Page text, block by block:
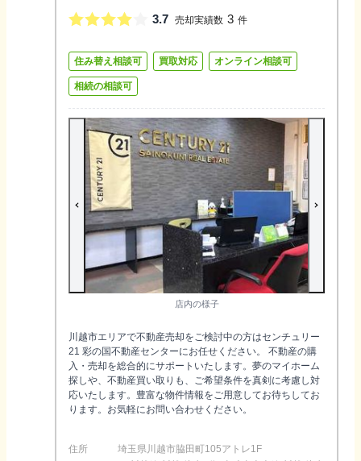
3.7 売却実績数 3 件
住み替え相談可 買取対応 オンライン相談可
相続の相談可
店内の様子
川越市エリアで不動産売却をご検討中の方はセンチュリー
21 彩の国不動産センターにお任せください。 不動産の購
入・売却を総合的にサポートいたします。夢のマイホーム
探しや、不動産買い取りも、ご希望条件を真剣に考慮し対
応いたします。豊富な物件情報をご用意してお待ちしてお
ります。お気軽にお問い合わせください。
住所
埼玉県川越市脇田町105アトレ1F